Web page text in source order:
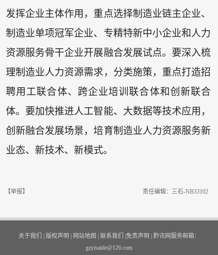
发挥企业主体作用，重点选择制造业链主企业、
制造业单项冠军企业、专精特新中小企业和人力
资源服务骨干企业开展融合发展试点。要深入梳
理制造业人力资源需求，分类施策，重点打造招
聘用工联合体、跨企业培训联合体和创新联合
体。要加快推进人工智能、大数据等技术应用，
创新融合发展场景，培育制造业人力资源服务新
业态、新技术、新模式。
【举报】 责任编辑：三石-NB33102
关于我们 版权声明 网站地图 联系我们 免责声明
黔讯网服务邮箱：
gzyisaide@126.com